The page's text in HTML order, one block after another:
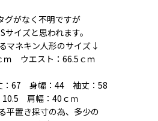
グがなく不明ですが
サイズと思われます。
マネキン人形のサイズ↓
ｍ ウエスト：66.5ｃｍ
：67 身幅：44 袖丈：58
10.5 肩幅：40ｃｍ
平置き採寸の為、多少の